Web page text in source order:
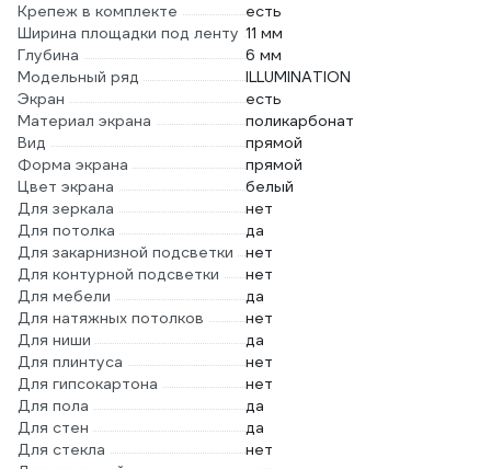
Крепеж в комплекте
есть
Ширина площадки под ленту 11 мм
Глубина
6 мм
Модельный ряд
ILLUMINATION
Экран
есть
Материал экрана
поликарбонат
Вид
прямой
Форма экрана
прямой
Цвет экрана
белый
Для зеркала
нет
Для потолка
да
Для закарнизной подсветки
нет
Для контурной подсветки
нет
Для мебели
да
Для натяжных потолков
нет
Для ниши
да
Для плинтуса
нет
Для гипсокартона
нет
Для пола
да
Для стен
да
Для стекла
нет